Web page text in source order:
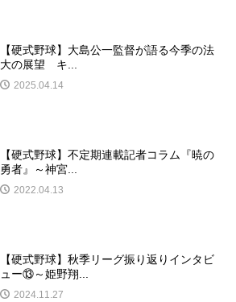
【硬式野球】大島公一監督が語る今季の法
大の展望 キ...
2025.04.14
【硬式野球】不定期連載記者コラム『暁の
勇者』～神宮...
2022.04.13
【硬式野球】秋季リーグ振り返りインタビ
ュー⑬～姫野翔...
2024.11.27